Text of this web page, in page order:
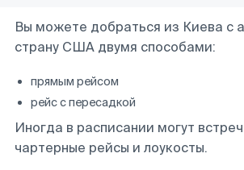
Вы можете добраться из Киева с
страну США двумя способами:
прямым рейсом
рейс с пересадкой
Иногда в расписании могут
чартерные рейсы и лоукосты.